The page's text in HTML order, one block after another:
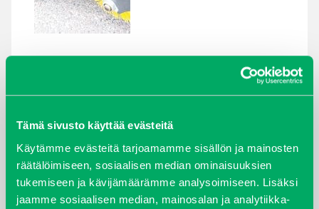
Tämä sivusto käyttää evästeitä
Käytämme evästeitä tarjoamamme sisällön ja mainosten
räätälöimiseen, sosiaalisen median ominaisuuksien
tukemiseen ja kävijämäärämme analysoimiseen. Lisäksi
jaamme sosiaalisen median, mainosalan ja analytiikka-
elokuu 2024
syyskuu 2023